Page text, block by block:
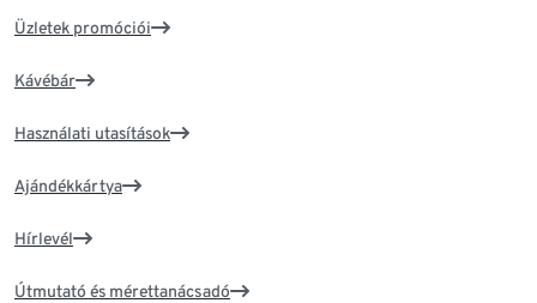
Üzletek promóciói
Kávébár
Használati utasítások
Ajándékkártya
Hírlevél
Útmutató és mérettanácsadó